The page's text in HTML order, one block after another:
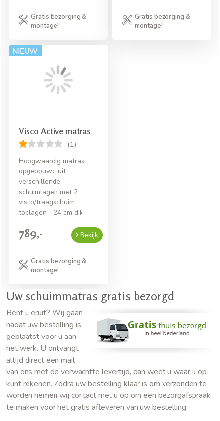
Gratis bezorging &
montage!
Gratis bezorging &
montage!
Visco Active matras
(1)
Hoogwaardig matras,
opgebouwd uit
verschillende
schuimlagen met 2
visco/traagschuim
toplagen - 24 cm dik
789,- Bekijk
Gratis bezorging &
montage!
Uw schuimmatras gratis bezorgd
Bent u eruit? Wij gaan
nadat uw bestelling is
geplaatst voor u aan
het werk. U ontvangt
altijd direct een mail
van ons met de verwachtte levertijd, dan weet u waar u op
kunt rekenen. Zodra uw bestelling klaar is om verzonden te
worden nemen wij contact met u op om een bezorgafspraak
te maken voor het gratis afleveren van uw bestelling.